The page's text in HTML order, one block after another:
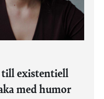
till existentiell
med humor